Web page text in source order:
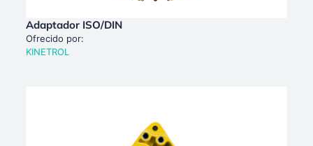
Adaptador ISO/DIN
Ofrecido por:
KINETROL